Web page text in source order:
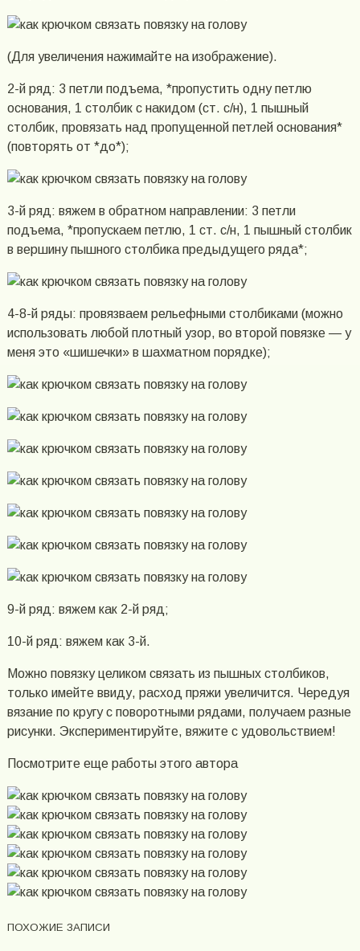
(Для увеличения нажимайте на изображение).
2-й ряд: 3 петли подъема, *пропустить одну петлю
основания, 1 столбик с накидом (ст. с/н), 1 пышный
столбик, провязать над пропущенной петлей основания*
(повторять от *до*);
3-й ряд: вяжем в обратном направлении: 3 петли
подъема, *пропускаем петлю, 1 ст. с/н, 1 пышный столбик
в вершину пышного столбика предыдущего ряда*;
4-8-й ряды: провязваем рельефными столбиками (можно
использовать любой плотный узор, во второй повязке — у
меня это «шишечки» в шахматном порядке);
9-й ряд: вяжем как 2-й ряд;
10-й ряд: вяжем как 3-й.
Можно повязку целиком связать из пышных столбиков,
только имейте ввиду, расход пряжи увеличится. Чередуя
вязание по кругу с поворотными рядами, получаем разные
рисунки. Экспериментируйте, вяжите с удовольствием!
Посмотрите еще работы этого автора
ПОХОЖИЕ ЗАПИСИ